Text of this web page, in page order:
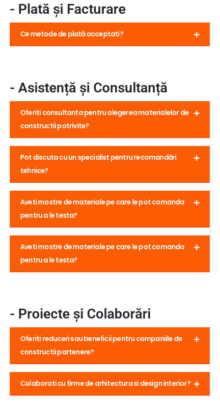
- Plată și Facturare
Ce metode de plată acceptati?
- Asistență și Consultanță
Oferiti consultanta pentru alegerea materialelor de
constructii potrivite?
Pot discuta cu un specialist pentru recomandări
tehnice?
Aveti mostre de materiale pe care le pot comanda
pentru a le testa?
Aveti mostre de materiale pe care le pot comanda
pentru a le testa?
- Proiecte și Colaborări
Oferiti reduceri sau beneficii pentru companiile de
constructii partenere?
Colaborati cu firme de arhitectura si design interior?